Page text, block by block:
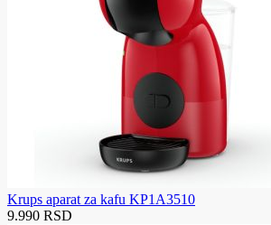
Krups aparat za kafu KP1A3510
9.990 RSD